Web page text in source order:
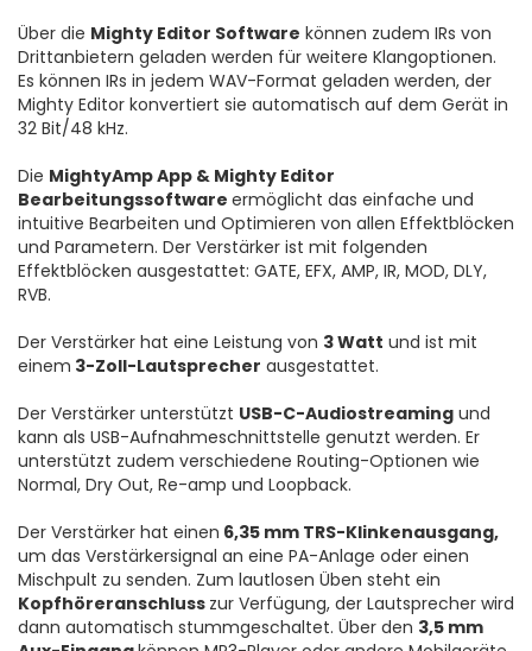
Über die Mighty Editor Software können zudem IRs von
Drittanbietern geladen werden für weitere Klangoptionen.
Es können IRs in jedem WAV-Format geladen werden, der
Mighty Editor konvertiert sie automatisch auf dem Gerät in
32 Bit/48 kHz.
Die MightyAmp App & Mighty Editor
Bearbeitungssoftware ermöglicht das einfache und
intuitive Bearbeiten und Optimieren von allen Effektblöcken
und Parametern. Der Verstärker ist mit folgenden
Effektblöcken ausgestattet: GATE, EFX, AMP, IR, MOD, DLY,
RVB.
Der Verstärker hat eine Leistung von 3 Watt und ist mit
einem 3-Zoll-Lautsprecher ausgestattet.
Der Verstärker unterstützt USB-C-Audiostreaming und
kann als USB-Aufnahmeschnittstelle genutzt werden. Er
unterstützt zudem verschiedene Routing-Optionen wie
Normal, Dry Out, Re-amp und Loopback.
Der Verstärker hat einen 6,35 mm TRS-Klinkenausgang,
um das Verstärkersignal an eine PA-Anlage oder einen
Mischpult zu senden. Zum lautlosen Üben steht ein
Kopfhöreranschluss zur Verfügung, der Lautsprecher wird
dann automatisch stummgeschaltet. Über den 3,5 mm